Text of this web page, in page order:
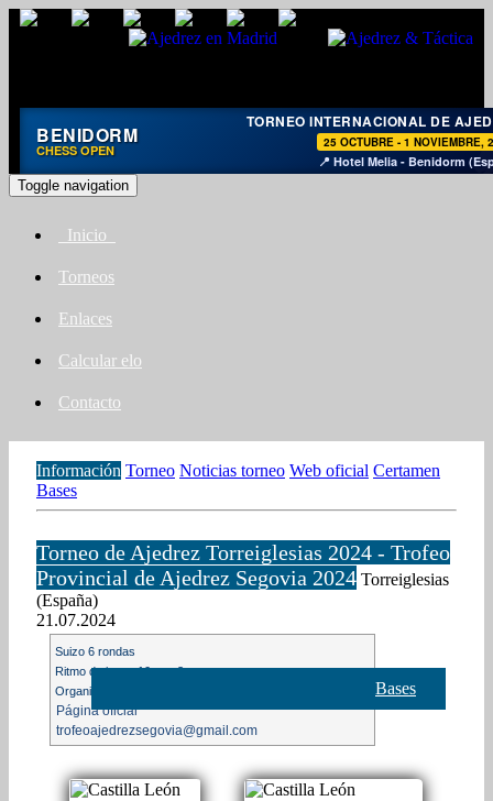
BENIDORM
CHESS OPEN
TORNEO INTERNACIONAL DE
25 OCTUBRE - 1 NOVIEMBRE,
📍 Hotel Melia - Benidorm
Toggle navigation
Inicio
Torneos
Enlaces
Calcular elo
Contacto
Información Torneo Noticias torneo Web oficial Certamen
Bases
Torneo de Ajedrez Torreiglesias 2024 - Trofeo
Provincial de Ajedrez Segovia 2024 Torreiglesias
(España)
21.07.2024
Suizo 6 rondas
Ritmo de juego 10m. + 3s.
Organización: Ayuntamiento de Torreiglesias
Página oficial
trofeoajedrezsegovia@gmail.com
Bases